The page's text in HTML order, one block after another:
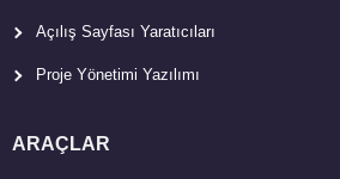
Açılış Sayfası Yaratıcıları
Proje Yönetimi Yazılımı
ARAÇLAR